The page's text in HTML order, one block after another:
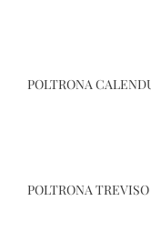
POLTRONA
POLTRONA